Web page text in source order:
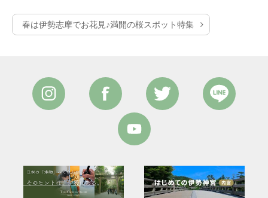
春は伊勢志摩でお花見♪満開の桜スポット特集